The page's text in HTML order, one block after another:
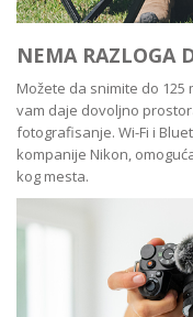
NEMA RAZLOGA
Možete da snimite do
vam daje dovoljno
fotografisanje. Wi-Fi i
kompanije Nikon,
kog mesta.